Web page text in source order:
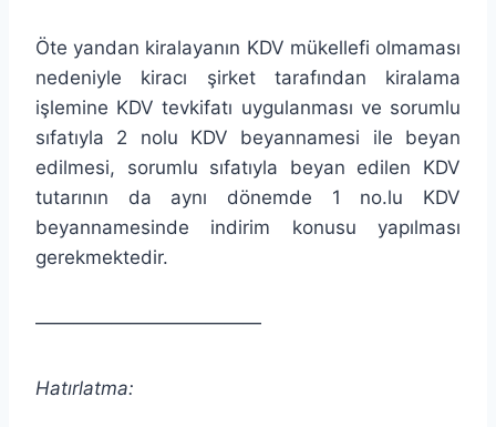
Öte yandan kiralayanın KDV mükellefi olmaması
nedeniyle kiracı şirket tarafından kiralama
işlemine KDV tevkifatı uygulanması ve sorumlu
sıfatıyla 2 nolu KDV beyannamesi ile beyan
edilmesi, sorumlu sıfatıyla beyan edilen KDV
tutarının da aynı dönemde 1 no.lu KDV
beyannamesinde indirim konusu yapılması
gerekmektedir.
————————————
Hatırlatma: